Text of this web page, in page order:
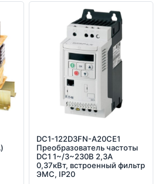
DC1-122D3FN-A20CE1
Преобразователь частоты
DC1 1~/3~230В 2,3A
0,37кВт, встроенный фильтр
ЭМС, IP20